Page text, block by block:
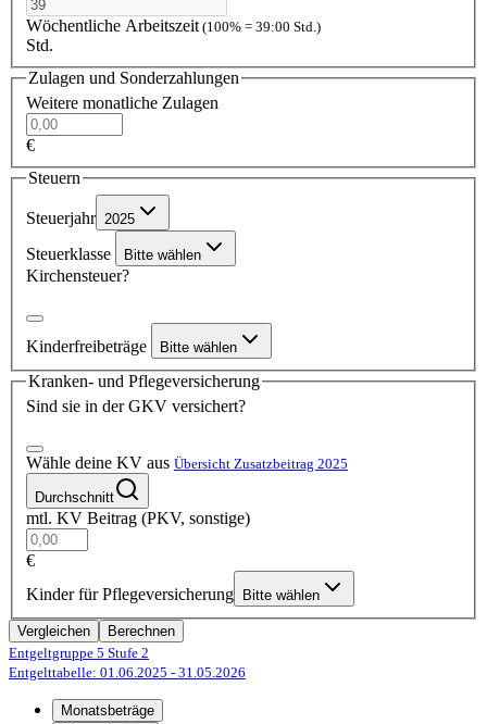
Wöchentliche Arbeitszeit (100% = 39:00 Std.)
Std.
Zulagen und Sonderzahlungen
Weitere monatliche Zulagen
€
Steuern
Steuerjahr 2025
Steuerklasse Bitte wählen
Kirchensteuer?
Kinderfreibeträge Bitte wählen
Kranken- und Pflegeversicherung
Sind sie in der GKV versichert?
Wähle deine KV aus Übersicht Zusatzbeitrag 2025
Durchschnitt
mtl. KV Beitrag (PKV, sonstige)
€
Kinder für Pflegeversicherung
Bitte wählen
Vergleichen
Berechnen
Entgeltgruppe 5 Stufe 2
Entgelttabelle: 01.06.2025 - 31.05.2026
Monatsbeträge